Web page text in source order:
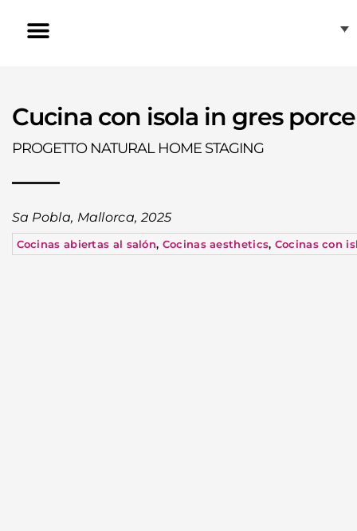
Cucina con isola in gres
PROGETTO NATURAL HOME STAGING
Sa Pobla, Mallorca, 2025
Cocinas abiertas al salón, Cocinas aesthetics, Cocinas con